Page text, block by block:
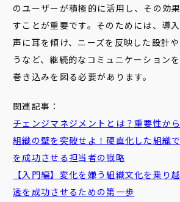
のユーザーが積極的に活用し、その効
すことが重要です。そのためには、導
声に耳を傾け、ニーズを反映した設計
うなど、継続的なコミュニケーション
巻き込みを図る必要があります。
関連記事：
チェンジマネジメント とは？重要性か
組織の壁を突破せよ！硬直化した組織
を成功させる担当者の戦略
【入門編】変化を嫌う組織文化を乗り
透を成功させるための第一歩